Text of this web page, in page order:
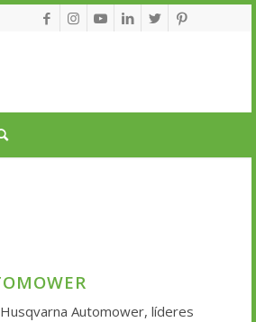
Automower, líderes